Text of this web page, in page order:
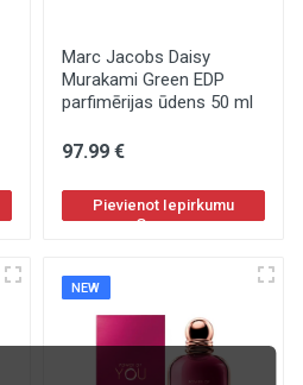
Marc Jacobs Daisy
Murakami Green EDP
parfimērijas ūdens 50 ml
97.99 €
Pievienot Iepirkumu
Grozam
NEW